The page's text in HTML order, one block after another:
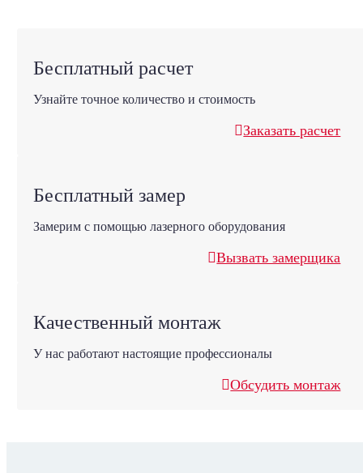
Бесплатный расчет
Узнайте точное количество и стоимость
Заказать расчет
Бесплатный замер
Замерим с помощью лазерного оборудования
Вызвать замерщика
Качественный монтаж
У нас работают настоящие профессионалы
Обсудить монтаж